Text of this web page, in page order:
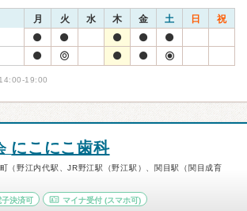
月 火 水 木 金 土 日 祝
14:00-19:00
にこにこ歯科
（野江内代駅、JR野江駅（野江駅）、関目駅（関目成育
子決済可 マイナ受付 (スマホ可)